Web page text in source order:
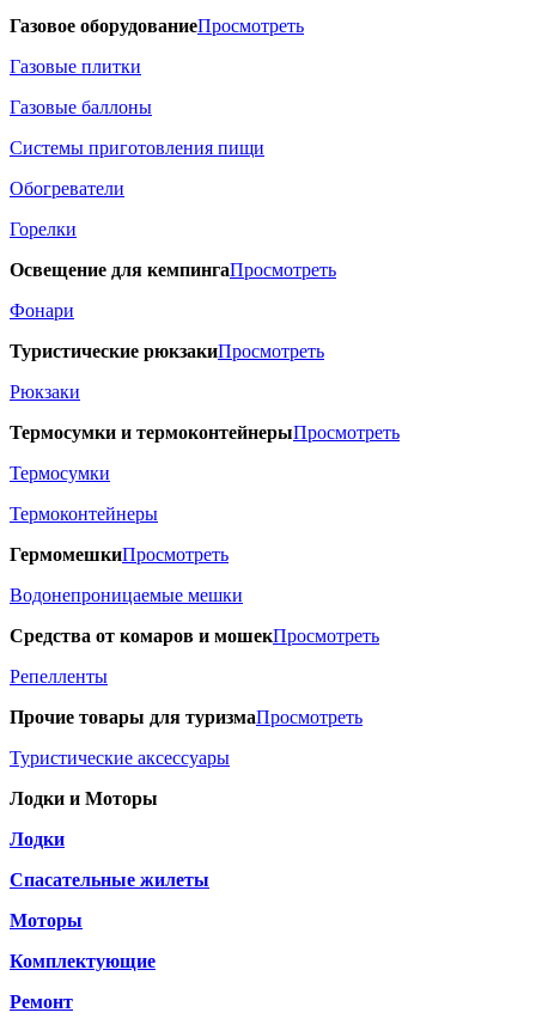
Газовое оборудованиеПросмотреть
Газовые плитки
Газовые баллоны
Системы приготовления пищи
Обогреватели
Горелки
Освещение для кемпингаПросмотреть
Фонари
Туристические рюкзакиПросмотреть
Рюкзаки
Термосумки и термоконтейнерыПросмотреть
Термосумки
Термоконтейнеры
ГермомешкиПросмотреть
Водонепроницаемые мешки
Средства от комаров и мошекПросмотреть
Репелленты
Прочие товары для туризмаПросмотреть
Туристические аксессуары
Лодки и Моторы
Лодки
Спасательные жилеты
Моторы
Комплектующие
Ремонт